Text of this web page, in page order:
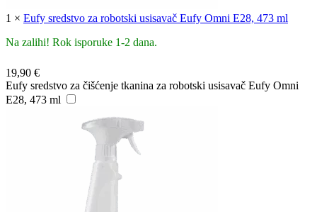
1 × Eufy sredstvo za robotski usisavač Eufy Omni E28, 473 ml
Na zalihi! Rok isporuke 1-2 dana.
19,90 €
Eufy sredstvo za čišćenje tkanina za robotski usisavač Eufy Omni
E28, 473 ml